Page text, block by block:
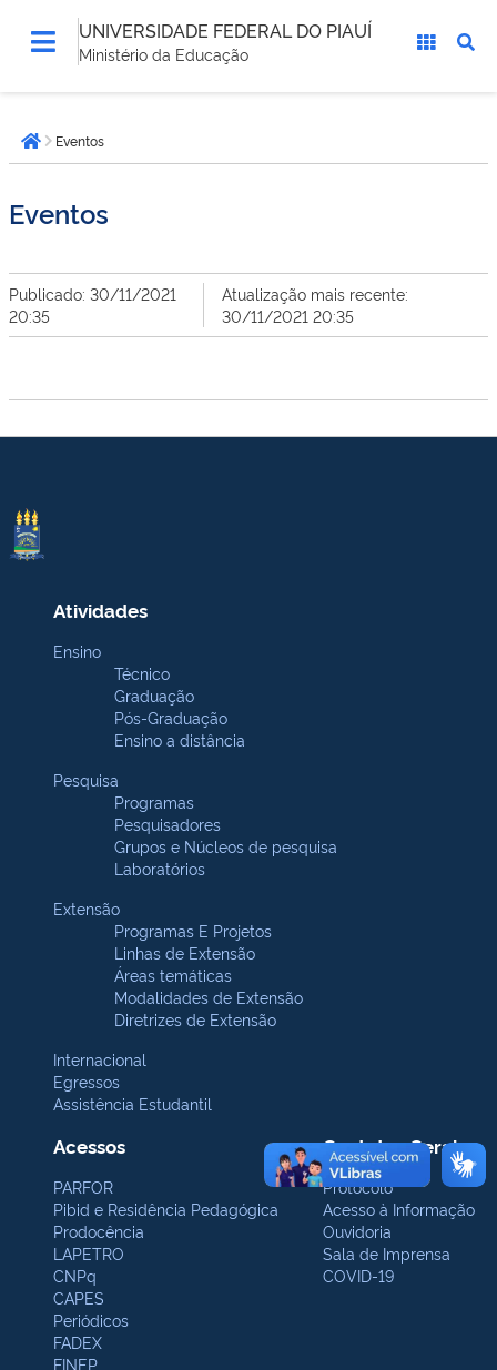
UNIVERSIDADE FEDERAL DO PIAUÍ
Ministério da Educação
está
aqui:Página inicial
Eventos
Eventos
Publicado: 30/11/2021
20:35
Atualização mais recente:
30/11/2021 20:35
Atividades
Ensino
Técnico
Graduação
Pós-Graduação
Ensino a distância
Pesquisa
Programas
Pesquisadores
Grupos e Núcleos de pesquisa
Laboratórios
Extensão
Programas E Projetos
Linhas de Extensão
Áreas temáticas
Modalidades de Extensão
Diretrizes de Extensão
Internacional
Egressos
Assistência Estudantil
Acessos
PARFOR
Pibid e Residência Pedagógica
Prodocência
LAPETRO
CNPq
CAPES
Periódicos
FADEX
FINEP
Contatos Gerais
Protocolo
Acesso à Informação
Ouvidoria
Sala de Imprensa
COVID-19